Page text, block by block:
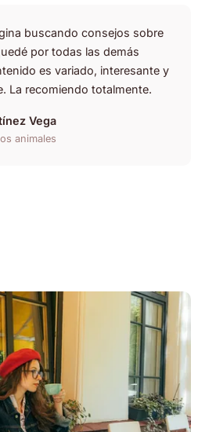
buscando consejos sobre
por todas las demás
es variado, interesante y
La recomiendo totalmente.
Vega
animales